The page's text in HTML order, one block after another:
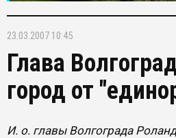
23.03.2007 10:45
Глава
город от
И. о. главы Волгограда